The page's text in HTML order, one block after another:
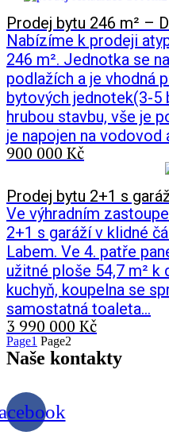
Prodej bytu 246 m² –
Nabízíme k prodeji
246 m². Jednotka se
podlažích a je vhodná
bytových jednotek(3-5
hrubou stavbu, vše je
je napojen na vodovod
900 000 Kč
Prodej bytu 2+1 s
Ve výhradním
2+1 s garáží v klidné
Labem. Ve 4. patře
užitné ploše 54,7 m²
kuchyň, koupelna se
samostatná toaleta…
3 990 000 Kč
Page1 Page2
Naše kontakty